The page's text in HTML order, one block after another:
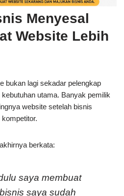
Menyesal
Website Lebih
bukan lagi sekadar pelengkap
utama. Banyak pemilik
website setelah bisnis
berkata:
saya membuat
saya sudah